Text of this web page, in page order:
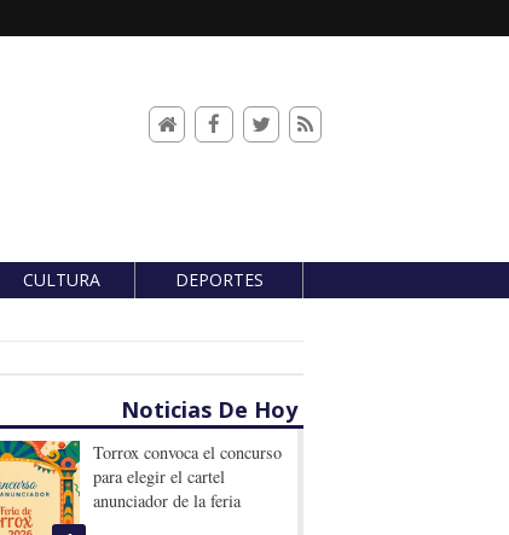
CULTURA DEPORTES
Noticias De Hoy
Torrox convoca el concurso
para elegir el cartel
anunciador de la feria